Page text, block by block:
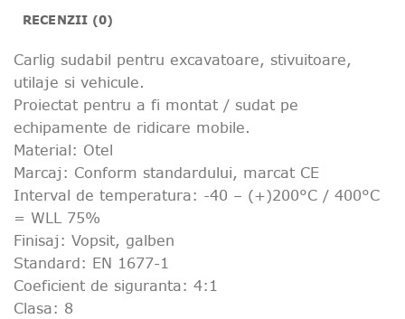
RECENZII (0)
Carlig sudabil pentru excavatoare, stivuitoare,
utilaje si vehicule.
Proiectat pentru a fi montat / sudat pe
echipamente de ridicare mobile.
Material: Otel
Marcaj: Conform standardului, marcat CE
Interval de temperatura: -40 – (+)200°C / 400°C
= WLL 75%
Finisaj: Vopsit, galben
Standard: EN 1677-1
Coeficient de siguranta: 4:1
Clasa: 8